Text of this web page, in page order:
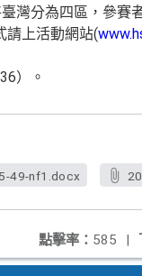
灣分為四區，參賽
請上活動網站(
）。
49-nf1.docx
點擊率： 585 |